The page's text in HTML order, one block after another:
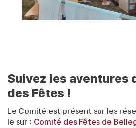
Suivez les aventures
des Fêtes !
Le Comité est présent sur les
le sur : Comité des Fêtes de